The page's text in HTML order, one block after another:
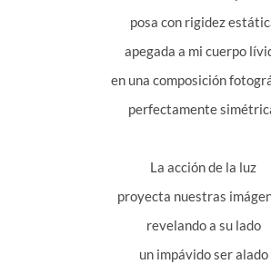
posa con rigidez
apegada a mi cuerpo
en una composición
perfectamente
La acción de la luz
proyecta nuestras
revelando a su lado
un impávido ser alado